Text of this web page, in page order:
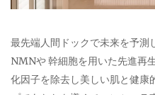
最先端人間ドックで未来を予測
NMNや 幹細胞を用いた先進再
化因子を除去し美しい肌と健康